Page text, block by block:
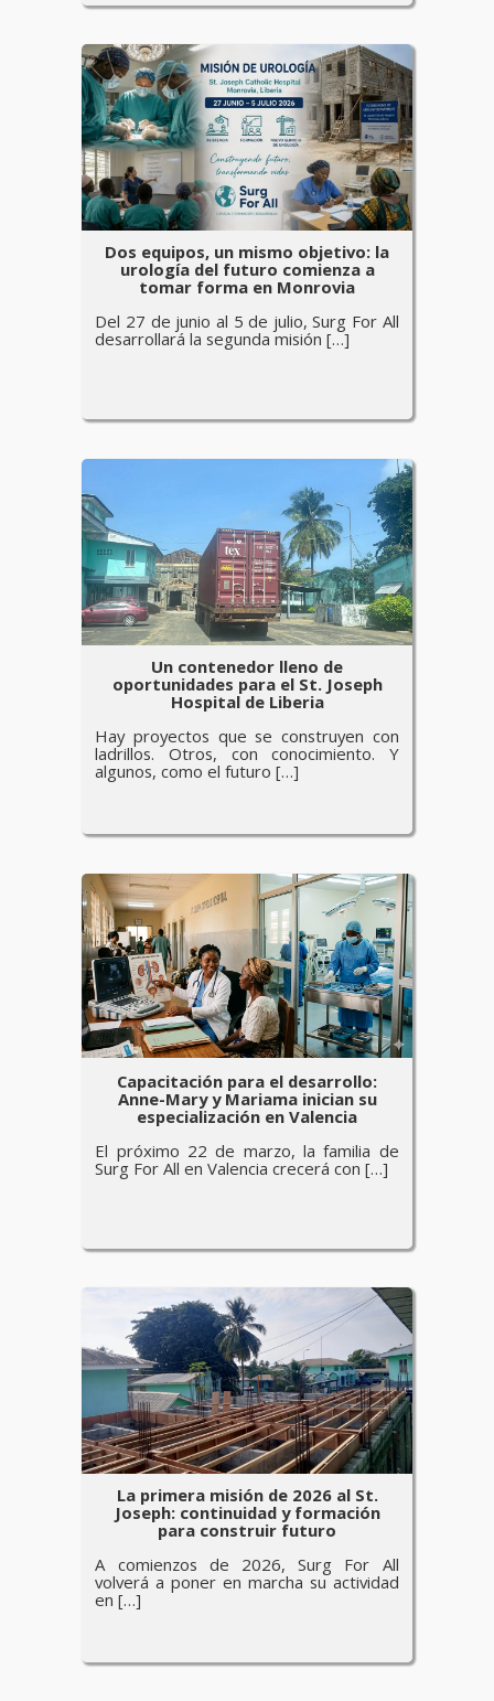
Dos equipos, un mismo objetivo: la
urología del futuro comienza a
tomar forma en Monrovia
Del 27 de junio al 5 de julio, Surg For All
desarrollará la segunda misión […]
Un contenedor lleno de
oportunidades para el St. Joseph
Hospital de Liberia
Hay proyectos que se construyen con
ladrillos. Otros, con conocimiento. Y
algunos, como el futuro […]
Capacitación para el desarrollo:
Anne-Mary y Mariama inician su
especialización en Valencia
El próximo 22 de marzo, la familia de
Surg For All en Valencia crecerá con […]
La primera misión de 2026 al St.
Joseph: continuidad y formación
para construir futuro
A comienzos de 2026, Surg For All
volverá a poner en marcha su actividad
en […]